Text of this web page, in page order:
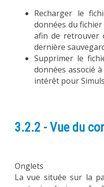
Recharger le
données du fichier
afin de retrouver
dernière
Supprimer le
données associé
intérêt pour
3.2.2 - Vue du
Onglets
La vue située sur la